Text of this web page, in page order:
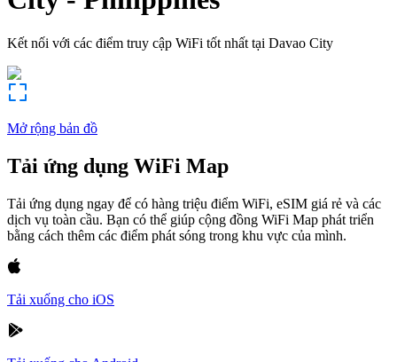
Kết nối với các điểm truy cập WiFi tốt nhất tại Davao City
Mở rộng bản đồ
Tải ứng dụng WiFi Map
Tải ứng dụng ngay để có hàng triệu điểm WiFi, eSIM giá rẻ và các
dịch vụ toàn cầu. Bạn có thể giúp cộng đồng WiFi Map phát triển
bằng cách thêm các điểm phát sóng trong khu vực của mình.
Tải xuống cho iOS